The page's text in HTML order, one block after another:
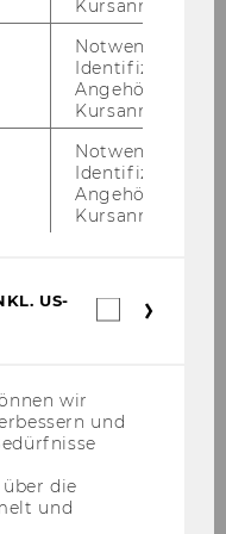
in der
Conventions -
Anti-Avoidance
Kursanmeldung.
Notwendig zur
Identifizierung
Angehörige/r für
Kursanmeldung.
Notwendig zur
Identifizierung
Angehörige/r für
Kursanmeldung.
US-
wir
und
die
und